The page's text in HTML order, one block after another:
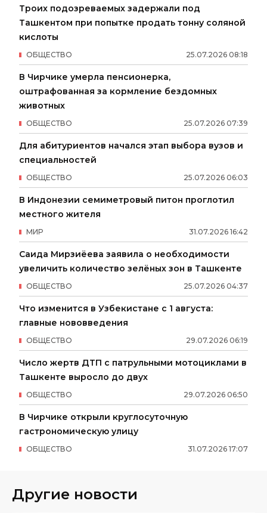
Троих подозреваемых задержали под
Ташкентом при попытке продать тонну соляной
кислоты
25.07.2026 08:18
ОБЩЕСТВО
В Чирчике умерла пенсионерка,
оштрафованная за кормление бездомных
животных
25.07.2026 07:39
ОБЩЕСТВО
Для абитуриентов начался этап выбора вузов и
специальностей
25.07.2026 06:03
ОБЩЕСТВО
В Индонезии семиметровый питон проглотил
местного жителя
31.07.2026 16:42
МИР
Саида Мирзиёева заявила о необходимости
увеличить количество зелёных зон в Ташкенте
25.07.2026 04:37
ОБЩЕСТВО
Что изменится в Узбекистане с 1 августа:
главные нововведения
29.07.2026 06:19
ОБЩЕСТВО
Число жертв ДТП с патрульными мотоциклами в
Ташкенте выросло до двух
29.07.2026 06:50
ОБЩЕСТВО
В Чирчике открыли круглосуточную
гастрономическую улицу
31.07.2026 17:07
ОБЩЕСТВО
Другие новости